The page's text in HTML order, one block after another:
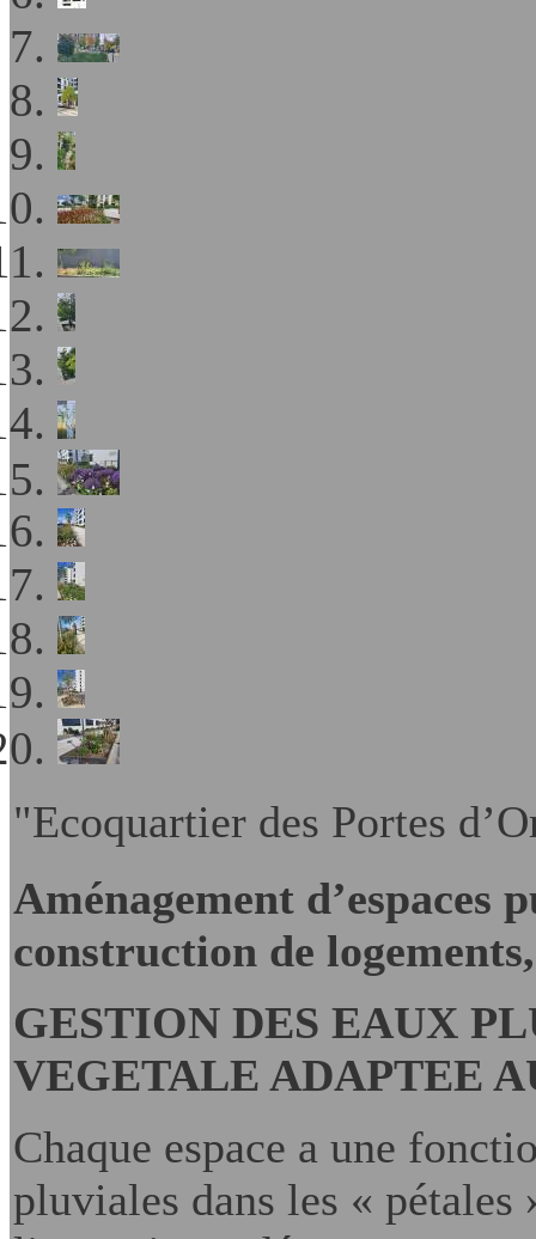
"Ecoquartier des Portes
Aménagement d’espaces
construction de
GESTION DES EAUX
VEGETALE ADAPTEE
Chaque espace a une
pluviales dans les «